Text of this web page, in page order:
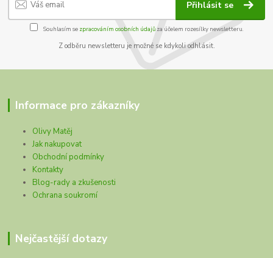
Přihlásit se
Souhlasím se zpracováním osobních údajůza účelem rozesílky newsletteru.
Z odběru newsletteru je možné se kdykoli odhlásit.
Informace pro zákazníky
Olivy Matěj
Jak nakupovat
Obchodní podmínky
Kontakty
Blog-rady a zkušenosti
Ochrana soukromí
Nejčastější dotazy